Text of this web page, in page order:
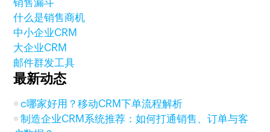
销售漏斗
什么是销售商机
中小企业CRM
大企业CRM
邮件群发工具
最新动态
c哪家好用？移动CRM下单流程解析
制造企业CRM系统推荐：如何打通销售、订单与客